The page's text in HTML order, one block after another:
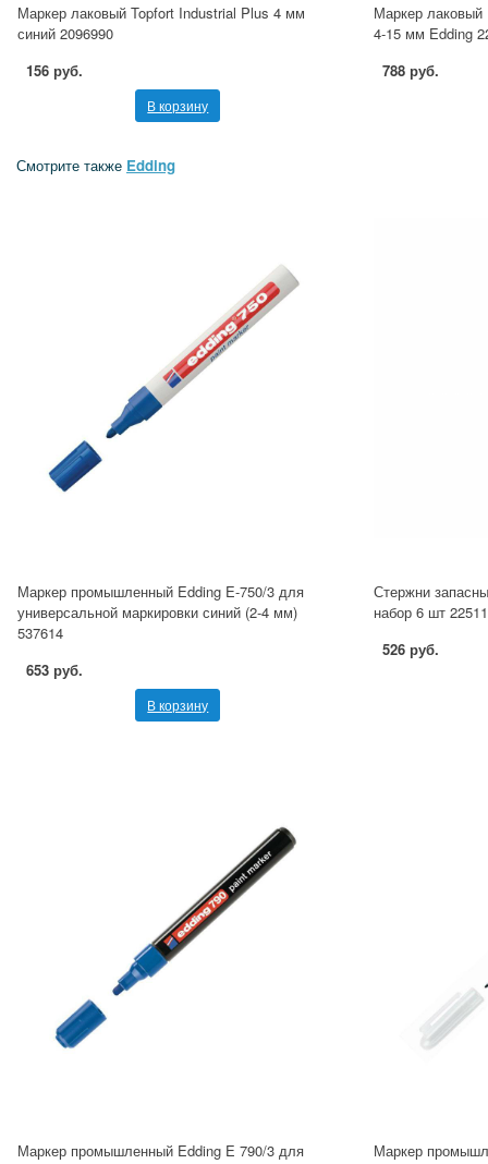
Маркер лаковый Topfort Industrial Plus 4 мм
синий 2096990
156 руб.
В корзину
Маркер лаковый
4-15 мм Edding
788 руб.
Смотрите также Edding
Маркер промышленный Edding E-750/3 для
универсальной маркировки синий (2-4 мм)
537614
653 руб.
В корзину
Стержни
набор 6 шт
526 руб.
Маркер промышленный Edding E 790/3 для
Маркер